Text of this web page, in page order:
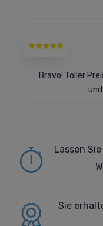
Bravo! Toller
Lassen
Sie